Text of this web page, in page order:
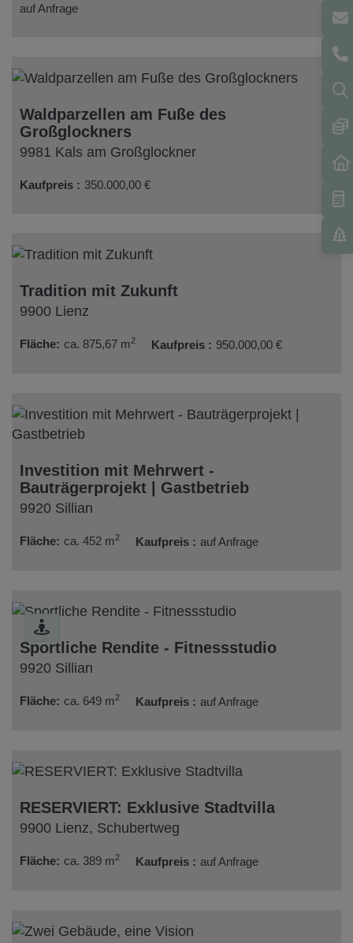
auf Anfrage
Waldparzellen am Fuße des
Großglockners
9981 Kals am Großglockner
Kaufpreis 350.000,00 €
Tradition mit Zukunft
9900 Lienz
Fläche ca. 875,67 m2 Kaufpreis 950.000,00 €
Investition mit Mehrwert -
Bauträgerprojekt | Gastbetrieb
9920 Sillian
Fläche ca. 452 m2 Kaufpreis auf Anfrage
Sportliche Rendite - Fitnessstudio
9920 Sillian
Fläche ca. 649 m2 Kaufpreis auf Anfrage
RESERVIERT: Exklusive Stadtvilla
9900 Lienz, Schubertweg
Fläche ca. 389 m2 Kaufpreis auf Anfrage